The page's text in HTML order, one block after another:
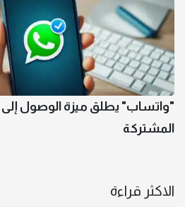
"واتساب" يطلق ميزة الوصول إلى
المشتركة
الاكثر قراءة